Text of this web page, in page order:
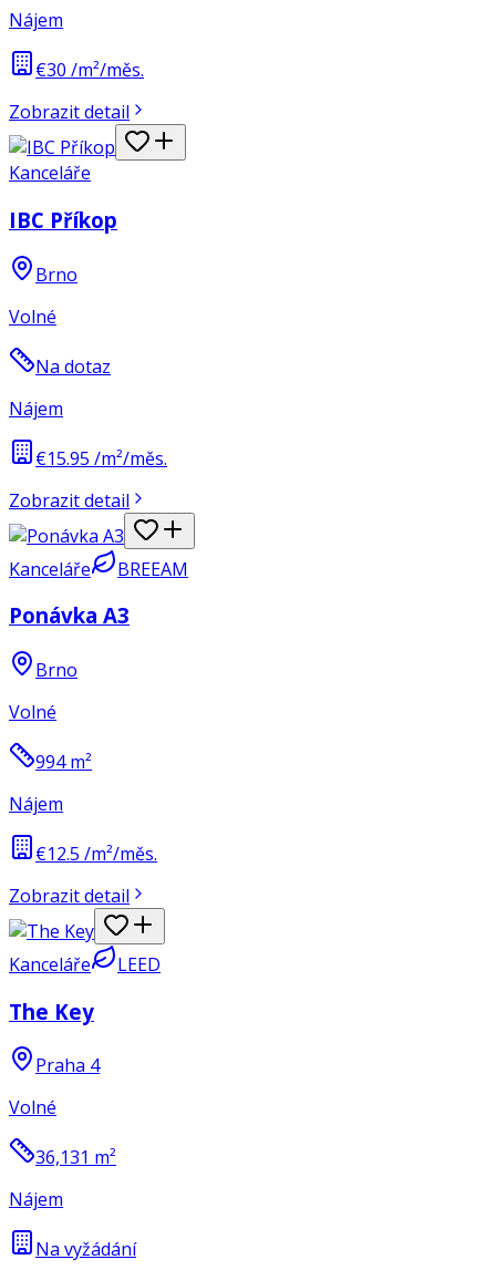
Nájem
€30 /m²/měs.
Zobrazit detail
Kanceláře
IBC Příkop
Brno
Volné
Na dotaz
Nájem
€15.95 /m²/měs.
Zobrazit detail
Kanceláře BREEAM
Ponávka A3
Brno
Volné
994m²
Nájem
€12.5 /m²/měs.
Zobrazit detail
Kanceláře LEED
The Key
Praha 4
Volné
36,131 m²
Nájem
Na vyžádání